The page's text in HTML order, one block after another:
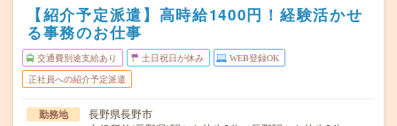
【紹介予定派遣】高時給1400円！経験活かせ
る事務のお仕事
交通費別途支給あり 土日祝日が休み WEB登録OK
正社員への紹介予定派遣
勤務地
長野県長野市